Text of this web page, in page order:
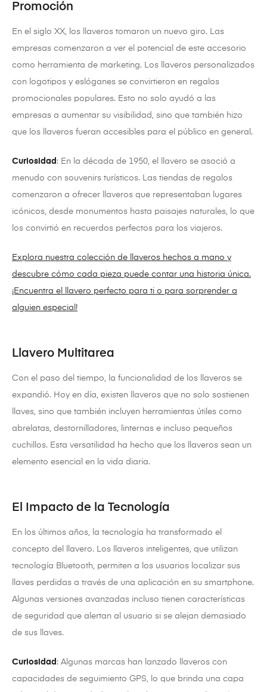
Promoción
En el siglo XX, los llaveros tomaron un nuevo giro. Las
empresas comenzaron a ver el potencial de este accesorio
como herramienta de marketing. Los llaveros personalizados
con logotipos y eslóganes se convirtieron en regalos
promocionales populares. Esto no solo ayudó a las
empresas a aumentar su visibilidad, sino que también hizo
que los llaveros fueran accesibles para el público en general.
Curiosidad : En la década de 1950, el llavero se asoció a
menudo con souvenirs turísticos. Las tiendas de regalos
comenzaron a ofrecer llaveros que representaban lugares
icónicos, desde monumentos hasta paisajes naturales, lo que
los convirtió en recuerdos perfectos para los viajeros.
Explora nuestra colección de llaveros hechos a mano y
descubre cómo cada pieza puede contar una historia única.
¡Encuentra el llavero perfecto para ti o para sorprender a
alguien especial!
Llavero Multitarea
Con el paso del tiempo, la funcionalidad de los llaveros se
expandió. Hoy en día, existen llaveros que no solo sostienen
llaves, sino que también incluyen herramientas útiles como
abrelatas, destornilladores, linternas e incluso pequeños
cuchillos. Esta versatilidad ha hecho que los llaveros sean un
elemento esencial en la vida diaria.
El Impacto de la Tecnología
En los últimos años, la tecnología ha transformado el
concepto del llavero. Los llaveros inteligentes, que utilizan
tecnología Bluetooth, permiten a los usuarios localizar sus
llaves perdidas a través de una aplicación en su smartphone.
Algunas versiones avanzadas incluso tienen características
de seguridad que alertan al usuario si se alejan demasiado
de sus llaves.
Curiosidad : Algunas marcas han lanzado llaveros con
capacidades de seguimiento GPS, lo que brinda una capa